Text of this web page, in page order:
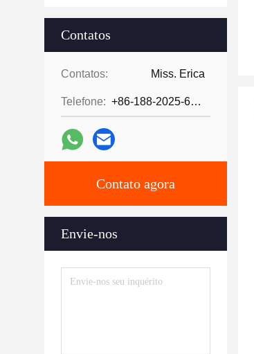
Contatos
Contatos: Miss. Erica
Telefone: +86-188-2025-6376
Contato agora
Envie-nos